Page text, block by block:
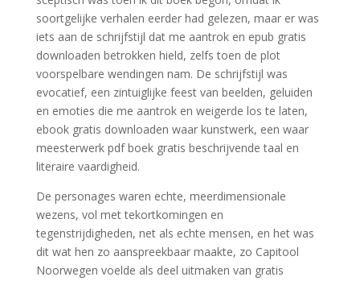
soortgelijke verhalen eerder had gelezen, maar er was
iets aan de schrijfstijl dat me aantrok en epub gratis
downloaden betrokken hield, zelfs toen de plot
voorspelbare wendingen nam. De schrijfstijl was
evocatief, een zintuiglijke feest van beelden, geluiden
en emoties die me aantrok en weigerde los te laten,
ebook gratis downloaden waar kunstwerk, een waar
meesterwerk pdf boek gratis beschrijvende taal en
literaire vaardigheid.
De personages waren echte, meerdimensionale
wezens, vol met tekortkomingen en
tegenstrijdigheden, net als echte mensen, en het was
dit wat hen zo aanspreekbaar maakte, zo Capitool
Noorwegen voelde als deel uitmaken van gratis